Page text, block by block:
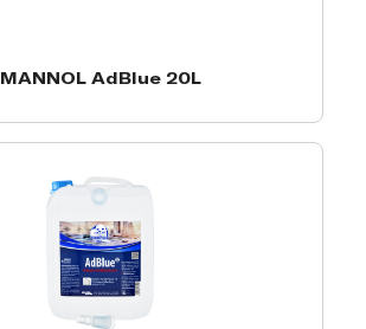
MANNOL AdBlue 20L